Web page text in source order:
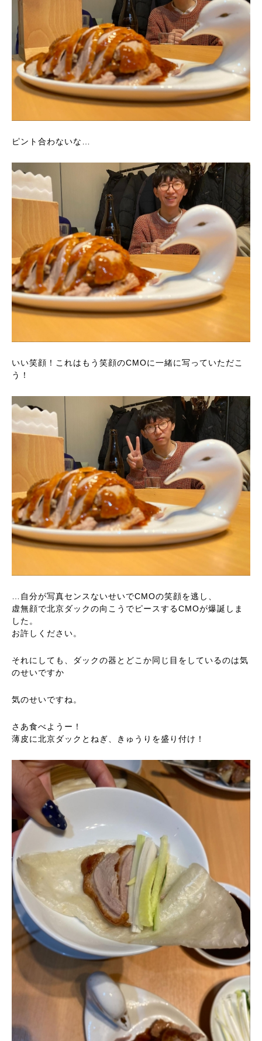
ピント合わないな…
いい笑顔！これはもう笑顔のCMOに一緒に写っていただこ
う！
…自分が写真センスないせいでCMOの笑顔を逃し、
虚無顔で北京ダックの向こうでピースするCMOが爆誕しま
した。
お許しください。
それにしても、ダックの器とどこか同じ目をしているのは気
のせいですか
気のせいですね。
さあ食べようー！
薄皮に北京ダックとねぎ、きゅうりを盛り付け！